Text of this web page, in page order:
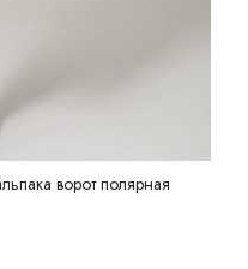
ворот полярная